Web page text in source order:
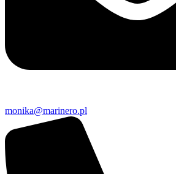
monika@marinero.pl